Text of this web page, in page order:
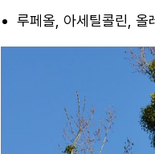
루페올, 아세틸콜린, 올